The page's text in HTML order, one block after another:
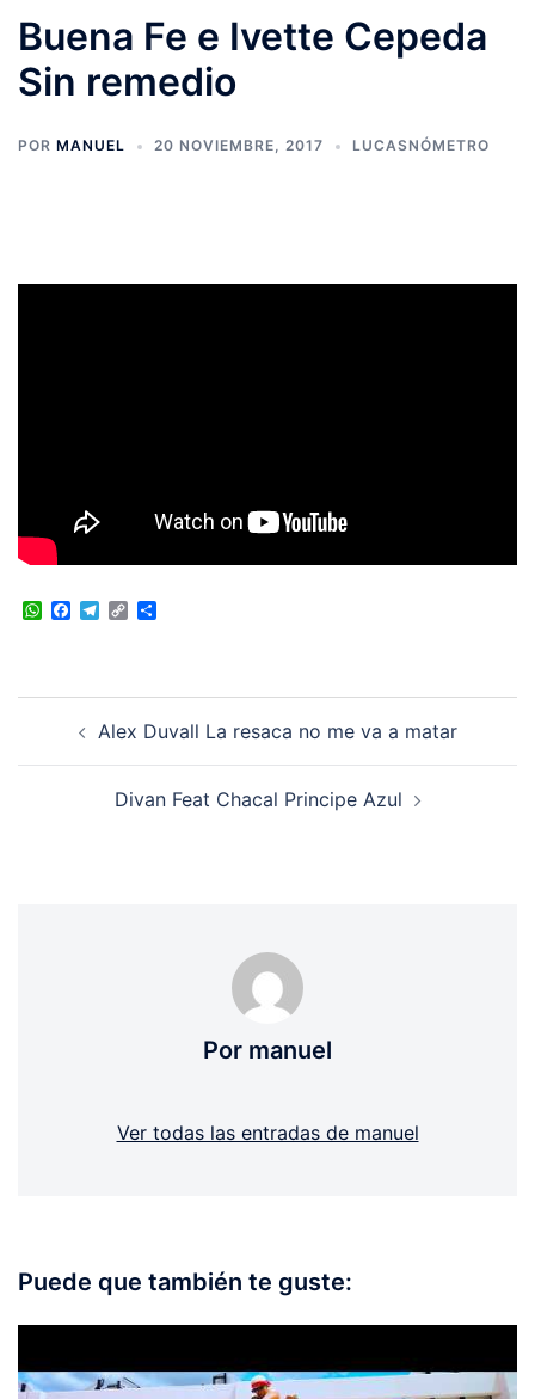
Buena Fe e Ivette Cepeda
Sin remedio
POR MANUEL 20 NOVIEMBRE, 2017 LUCASNÓMETRO
WhatsApp
Facebook
Telegram
Copy
Alex Duvall La resaca no me va a matar
Divan Feat Chacal Principe Azul
Por manuel
Ver todas las entradas de manuel
Puede que también te guste: